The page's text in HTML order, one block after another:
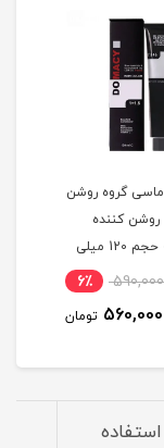
گروه روشن
روشن کننده
شماره 0.00 حجم 120 میلی
590,000 6٪
560,000 تومان